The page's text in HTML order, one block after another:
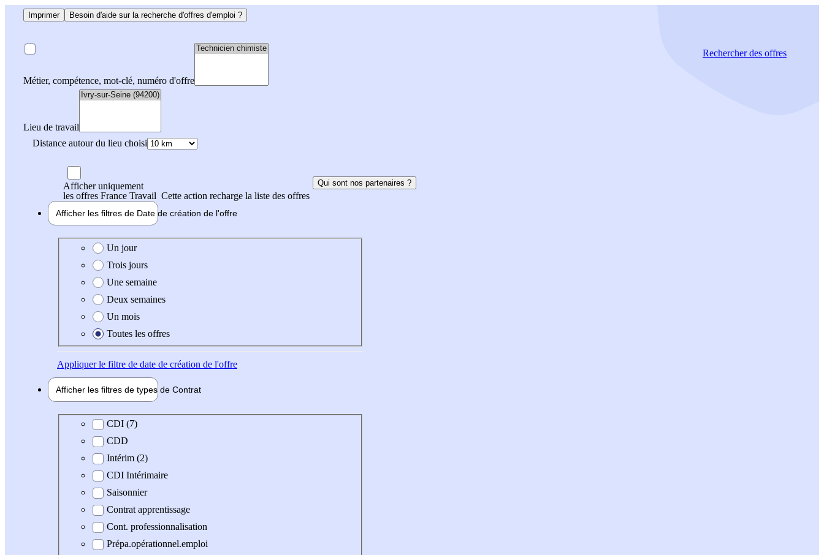
Imprimer Besoin d'aide sur la recherche d'offres d'emploi ?
Métier, compétence, mot-clé, numéro d'offre
Lieu de travail
Distance autour du lieu choisi
Rechercherdes offres
Afficher uniquement
les offres France Travail Cette action recharge la liste des offres
Qui sont nos partenaires ?
Afficher les filtres de Date de création de l'offre
Date de création de l'offre
Un jour
Trois jours
Une semaine
Deux semaines
Un mois
Toutes les offres
Appliquerle filtre de date de création de l'offre
Afficher les filtres de types de Contrat
Type de contrat
CDI (7)
CDD
Intérim (2)
CDI Intérimaire
Saisonnier
Contrat apprentissage
Cont. professionnalisation
Prépa.opérationnel.emploi